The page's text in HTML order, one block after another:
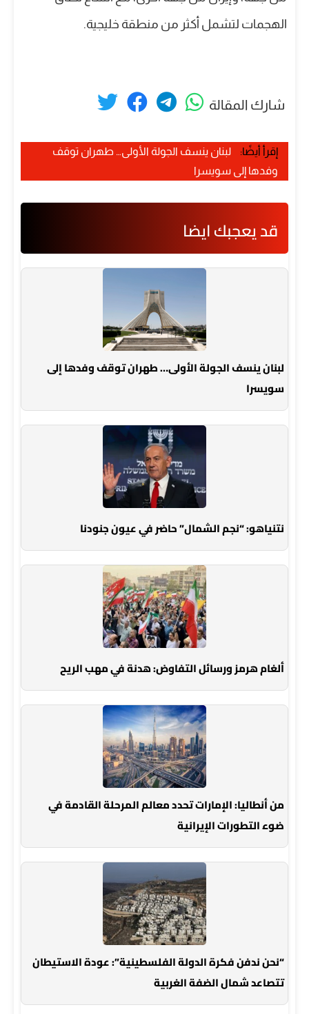
الهجمات لتشمل أكثر من منطقة خليجية.
شارك المقالة
إقرأ أيضًا:
لبنان ينسف الجولة الأولى… طهران توقف
وفدها إلى سويسرا
قد يعجبك ايضا
لبنان ينسف الجولة الأولى… طهران توقف وفدها إلى
سويسرا
نتنياهو: “نجم الشمال” حاضر في عيون جنودنا
ألغام هرمز ورسائل التفاوض: هدنة في مهب الريح
من أنطاليا: الإمارات تحدد معالم المرحلة القادمة في
ضوء التطورات الإيرانية
“نحن ندفن فكرة الدولة الفلسطينية”: عودة الاستيطان
تتصاعد شمال الضفة الغربية